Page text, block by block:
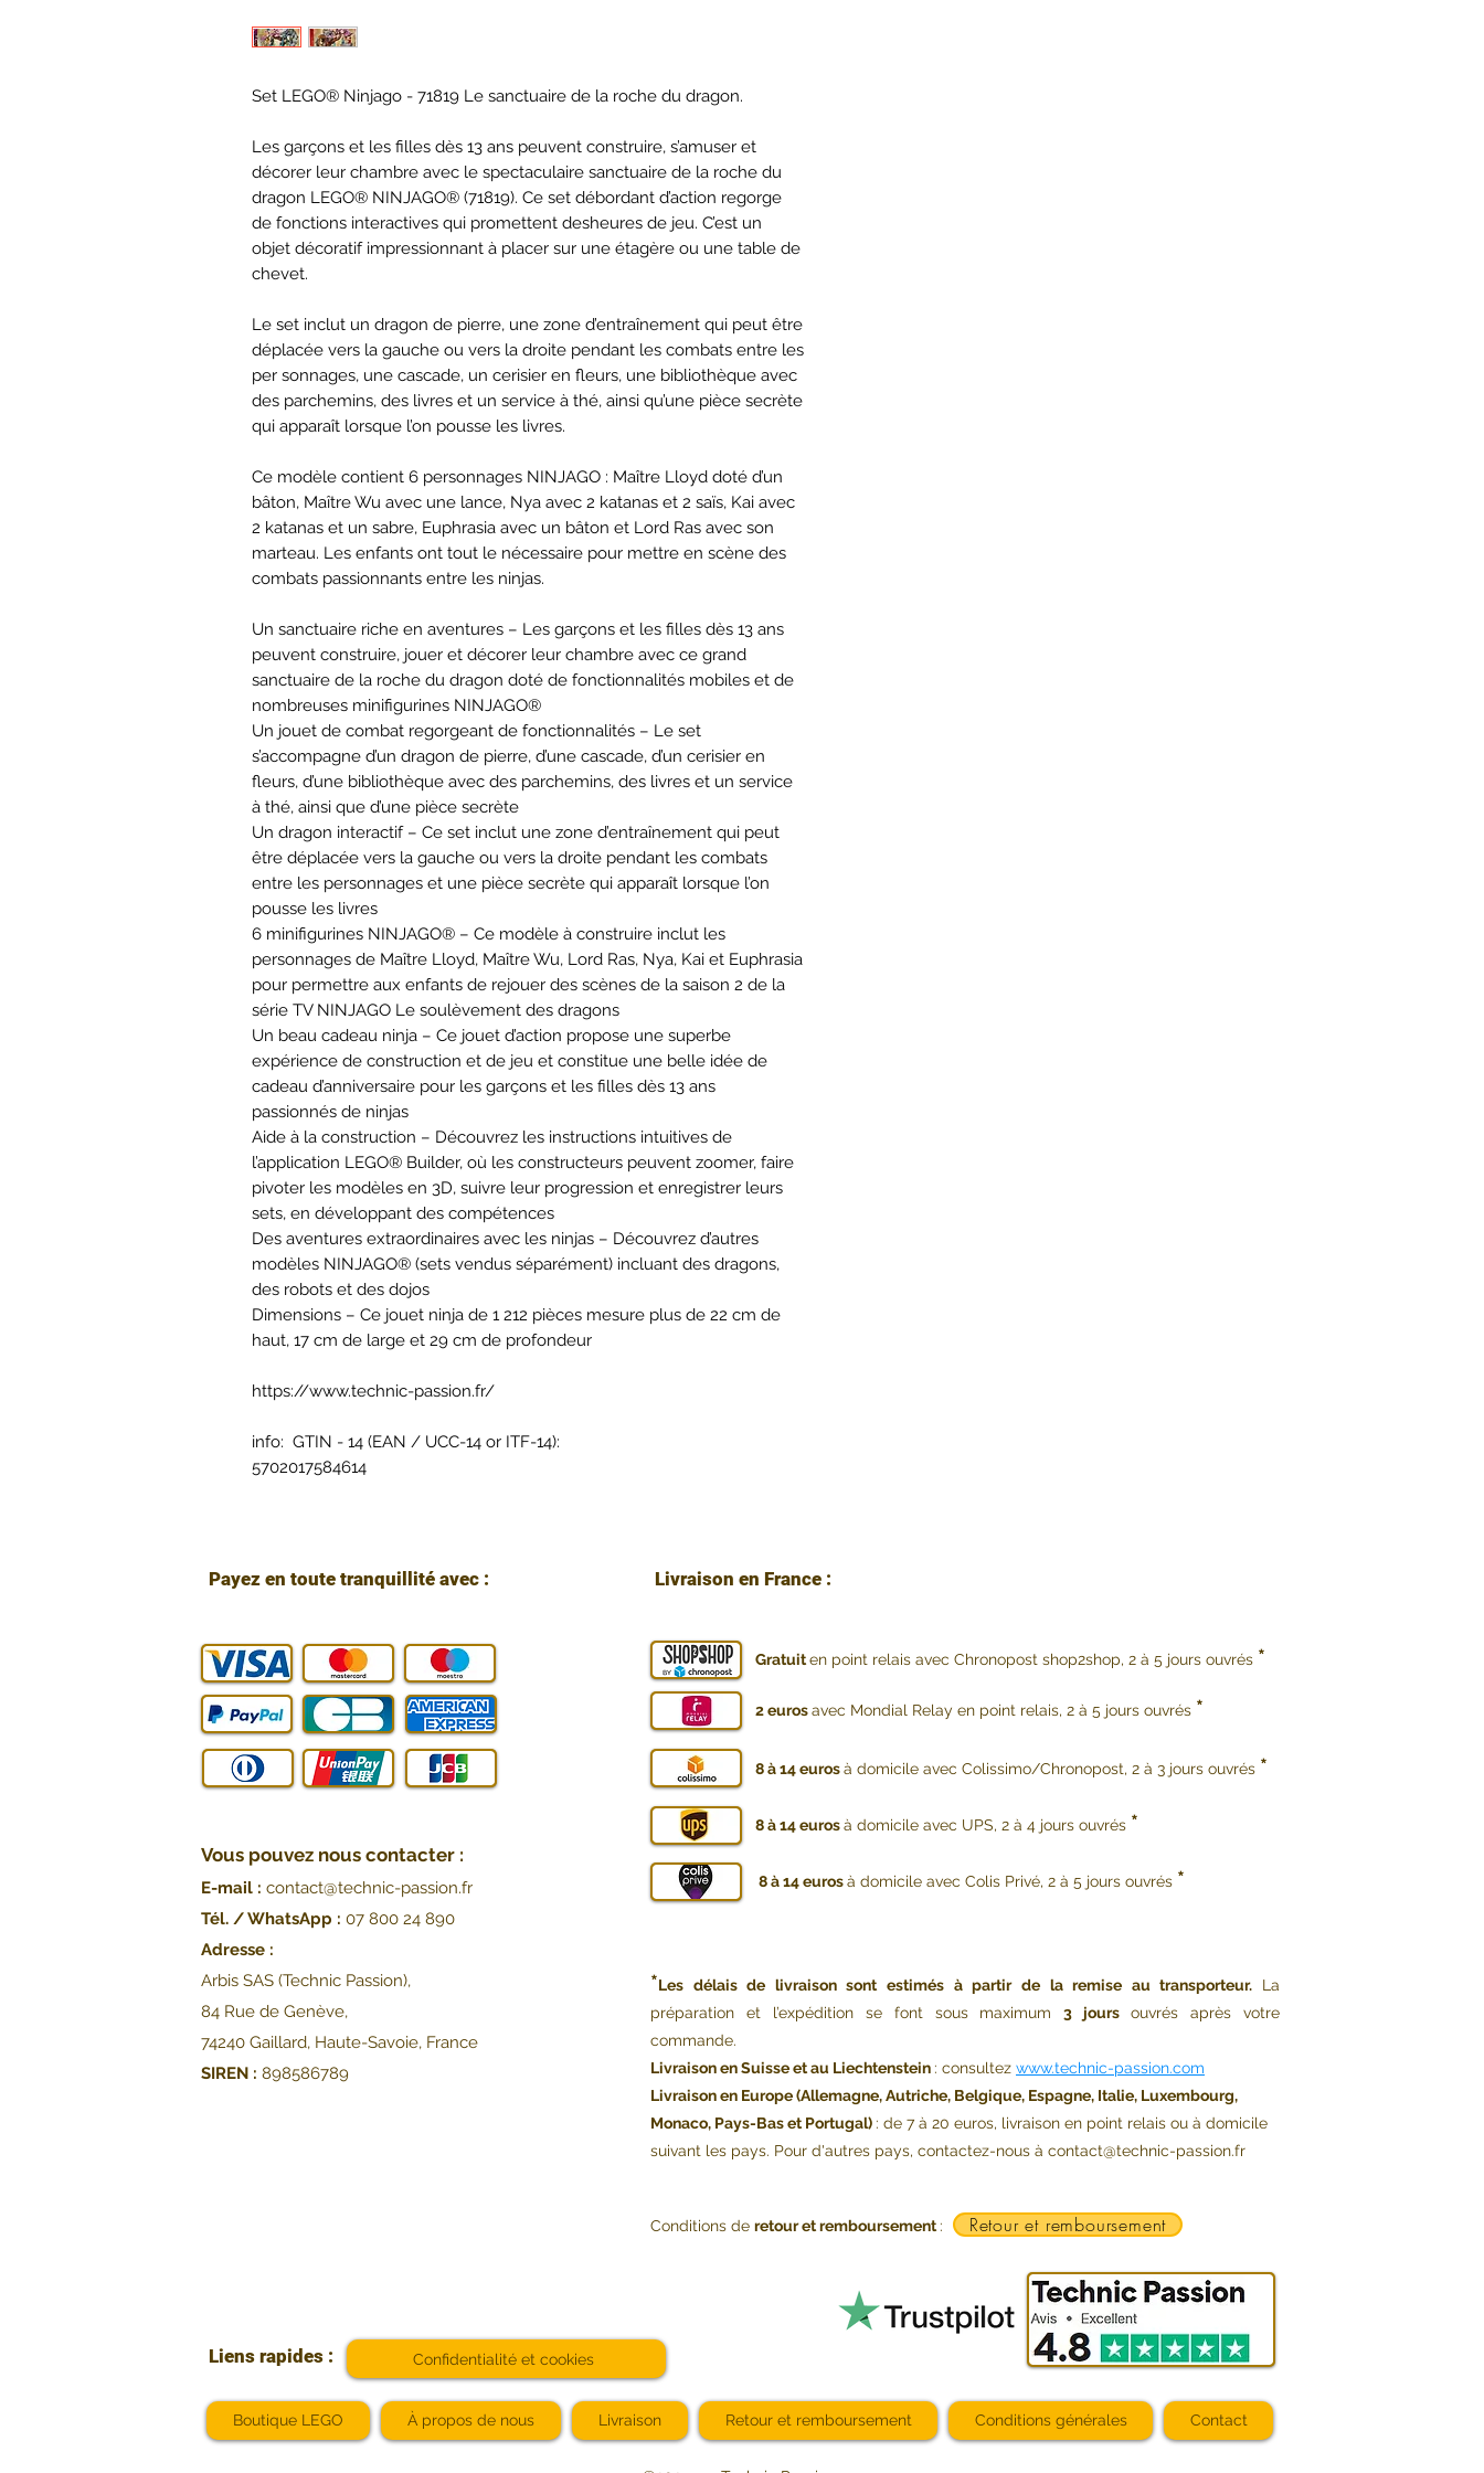
Set LEGO® Ninjago - 71819 Le sanctuaire de la roche du dragon.
Les garçons et les filles dès 13 ans peuvent construire, s’amuser et
décorer leur chambre avec le spectaculaire sanctuaire de la roche du
dragon LEGO® NINJAGO® (71819). Ce set débordant d’action regorge
de fonctions interactives qui promettent desheures de jeu. C’est un
objet décoratif impressionnant à placer sur une étagère ou une table de
chevet.
Le set inclut un dragon de pierre, une zone d’entraînement qui peut être
déplacée vers la gauche ou vers la droite pendant les combats entre les
per sonnages, une cascade, un cerisier en fleurs, une bibliothèque avec
des parchemins, des livres et un service à thé, ainsi qu’une pièce secrète
qui apparaît lorsque l’on pousse les livres.
Ce modèle contient 6 personnages NINJAGO : Maître Lloyd doté d’un
bâton, Maître Wu avec une lance, Nya avec 2 katanas et 2 saïs, Kai avec
2 katanas et un sabre, Euphrasia avec un bâton et Lord Ras avec son
marteau. Les enfants ont tout le nécessaire pour mettre en scène des
combats passionnants entre les ninjas.
Un sanctuaire riche en aventures – Les garçons et les filles dès 13 ans
peuvent construire, jouer et décorer leur chambre avec ce grand
sanctuaire de la roche du dragon doté de fonctionnalités mobiles et de
nombreuses minifigurines NINJAGO®
Un jouet de combat regorgeant de fonctionnalités – Le set
s’accompagne d’un dragon de pierre, d’une cascade, d’un cerisier en
fleurs, d’une bibliothèque avec des parchemins, des livres et un service
à thé, ainsi que d’une pièce secrète
Un dragon interactif – Ce set inclut une zone d’entraînement qui peut
être déplacée vers la gauche ou vers la droite pendant les combats
entre les personnages et une pièce secrète qui apparaît lorsque l’on
pousse les livres
6 minifigurines NINJAGO® – Ce modèle à construire inclut les
personnages de Maître Lloyd, Maître Wu, Lord Ras, Nya, Kai et Euphrasia
pour permettre aux enfants de rejouer des scènes de la saison 2 de la
série TV NINJAGO Le soulèvement des dragons
Un beau cadeau ninja – Ce jouet d’action propose une superbe
expérience de construction et de jeu et constitue une belle idée de
cadeau d’anniversaire pour les garçons et les filles dès 13 ans
passionnés de ninjas
Aide à la construction – Découvrez les instructions intuitives de
l’application LEGO® Builder, où les constructeurs peuvent zoomer, faire
pivoter les modèles en 3D, suivre leur progression et enregistrer leurs
sets, en développant des compétences
Des aventures extraordinaires avec les ninjas – Découvrez d’autres
modèles NINJAGO® (sets vendus séparément) incluant des dragons,
des robots et des dojos
Dimensions – Ce jouet ninja de 1 212 pièces mesure plus de 22 cm de
haut, 17 cm de large et 29 cm de profondeur
https://www.technic-passion.fr/
info: GTIN - 14 (EAN / UCC-14 or ITF-14):
5702017584614
Payez en toute tranquillité avec :
Vous pouvez nous contacter :
E-mail : contact@technic-passion.fr
Tél. / WhatsApp : 07 800 24 890
Adresse :
Arbis SAS (Technic Passion),
84 Rue de Genève,
74240 Gaillard, Haute-Savoie, France
SIREN : 898586789
Livraison en France :
Gratuiten point relais avec Chronopost shop2shop, 2 à 5 jours ouvrés *
2 eurosavec Mondial Relay en point relais, 2 à 5 jours ouvrés *
8 à 14 eurosà domicile avec Colissimo/Chronopost, 2 à 3 jours ouvrés *
8 à 14 eurosà domicile avec UPS, 2 à 4 jours ouvrés *
8 à 14 eurosà domicile avec Colis Privé, 2 à 5 jours ouvrés *
*Les délais de livraison sont estimés à partir de la remise au transporteur. La
préparation et l’expédition se font sous maximum3 joursouvrés après votre
commande.
Livraison en Suisse et au Liechtenstein : consultez www.technic-passion.com
Livraison en Europe (Allemagne, Autriche, Belgique, Espagne, Italie, Luxembourg,
Monaco, Pays-Bas et Portugal) : de 7 à 20 euros, livraison en point relais ou à domicile
suivant les pays. Pour d'autres pays, contactez-nous à contact@technic-passion.fr
Conditions de retour et remboursement : Retour et remboursement
Liens rapides : Confidentialité et cookies
Boutique LEGO À propos de nous Livraison Retour et remboursement Conditions générales Contact